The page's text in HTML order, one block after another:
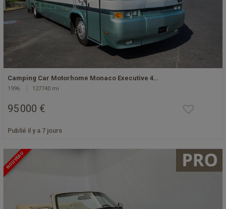
Camping Car Motorhome Monaco Executive 4…
1996 127740 mi
95 000 €
Publié il y a 7 jours
NOUVEAU